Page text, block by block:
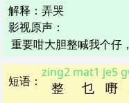
解释 ： 弄哭
影视原声：
重要咁大胆整喊我个仔
短语 ： 整
zing2
乜
mat1
嘢
je5